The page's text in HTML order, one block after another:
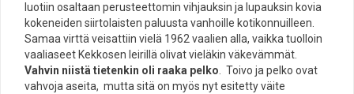
luotiin osaltaan perusteettomin vihjauksin ja lupauksin kovia
kokeneiden siirtolaisten paluusta vanhoille kotikonnuilleen.
Samaa virttä veisattiin vielä 1962 vaalien alla, vaikka tuolloin
vaaliaseet Kekkosen leirillä olivat vieläkin väkevämmät.
Vahvin niistä tietenkin oli raaka pelko . Toivo ja pelko ovat
vahvoja aseita, mutta sitä on myös nyt esitetty väite